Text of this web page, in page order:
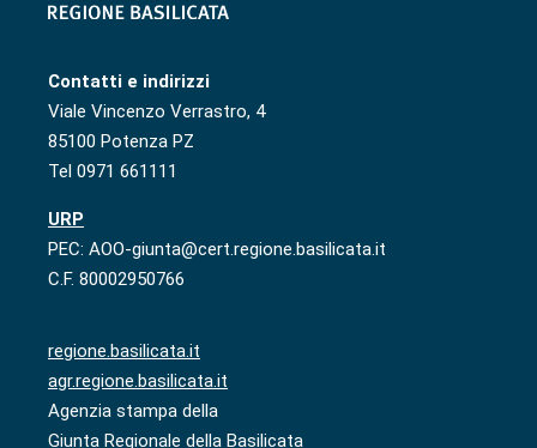
Contatti e indirizzi
Viale Vincenzo Verrastro, 4
85100 Potenza PZ
Tel 0971 661111
URP
PEC: AOO-giunta@cert.regione.basilicata.it
C.F. 80002950766
regione.basilicata.it
agr.regione.basilicata.it
Agenzia stampa della
Giunta Regionale della Basilicata